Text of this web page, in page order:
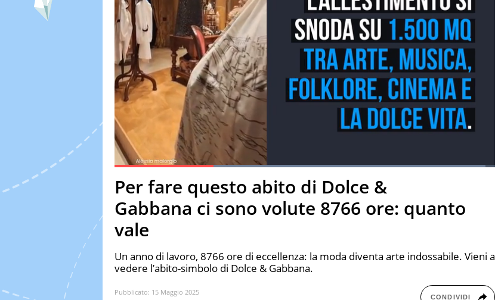
PauseUnmute
Loaded:97.43%
Fullscreen
Per fare questo abito di Dolce &
Gabbana ci sono volute 8766 ore: quanto
vale
Un anno di lavoro, 8766 ore di eccellenza: la moda diventa arte indossabile. Vieni a
vedere l’abito-simbolo di Dolce & Gabbana.
Pubblicato: 15 Maggio 2025
CONDIVIDI